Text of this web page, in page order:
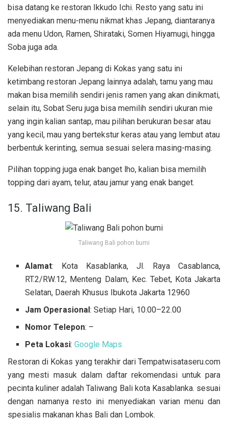
bisa datang ke restoran Ikkudo Ichi. Resto yang satu ini
menyediakan menu-menu nikmat khas Jepang, diantaranya
ada menu Udon, Ramen, Shirataki, Somen Hiyamugi, hingga
Soba juga ada.
Kelebihan restoran Jepang di Kokas yang satu ini
ketimbang restoran Jepang lainnya adalah, tamu yang mau
makan bisa memilih sendiri jenis ramen yang akan dinikmati,
selain itu, Sobat Seru juga bisa memilih sendiri ukuran mie
yang ingin kalian santap, mau pilihan berukuran besar atau
yang kecil, mau yang bertekstur keras atau yang lembut atau
berbentuk kerinting, semua sesuai selera masing-masing.
Pilihan topping juga enak banget lho, kalian bisa memilih
topping dari ayam, telur, atau jamur yang enak banget.
15. Taliwang Bali
Taliwang Bali pohon bumi
Alamat: Kota Kasablanka, Jl. Raya Casablanca,
RT.2/RW.12, Menteng Dalam, Kec. Tebet, Kota Jakarta
Selatan, Daerah Khusus Ibukota Jakarta 12960
Jam Operasional: Setiap Hari, 10.00–22.00
Nomor Telepon: –
Peta Lokasi:Google Maps
Restoran di Kokas yang terakhir dari Tempatwisataseru.com
yang mesti masuk dalam daftar rekomendasi untuk para
pecinta kuliner adalah Taliwang Bali kota Kasablanka. sesuai
dengan namanya resto ini menyediakan varian menu dan
spesialis makanan khas Bali dan Lombok.